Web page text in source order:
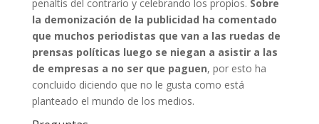
penaltis del contrario y celebrando los propios. Sobre
la demonización de la publicidad ha comentado
que muchos periodistas que van a las ruedas de
prensas políticas luego se niegan a asistir a las
de empresas a no ser que paguen, por esto ha
concluido diciendo que no le gusta como está
planteado el mundo de los medios.